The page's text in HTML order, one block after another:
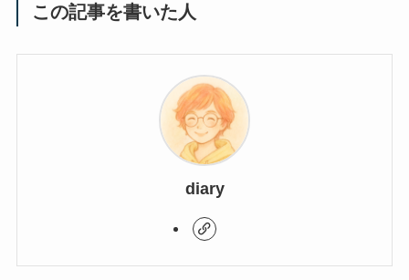
この記事を書いた人
diary